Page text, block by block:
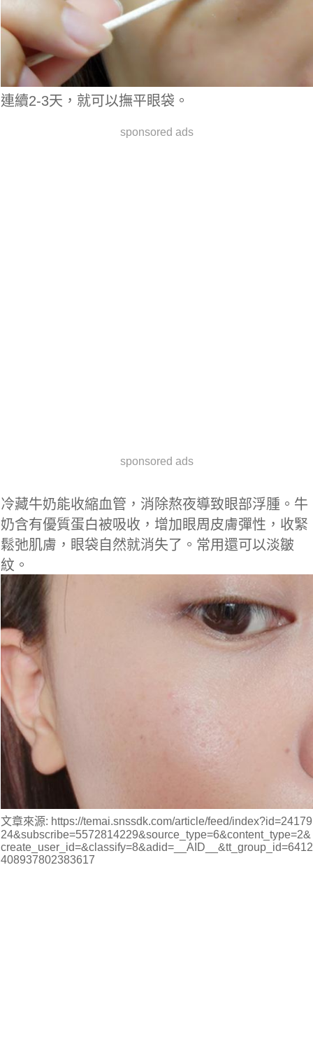
連續2-3天，就可以撫平眼袋。
sponsored ads
sponsored ads
冷藏牛奶能收縮血管，消除熬夜導致眼部浮腫。牛
奶含有優質蛋白被吸收，增加眼周皮膚彈性，收緊
鬆弛肌膚，眼袋自然就消失了。常用還可以淡皺
紋。
文章來源: https://temai.snssdk.com/article/feed/index?id=24179
24&subscribe=5572814229&source_type=6&content_type=2&
create_user_id=&classify=8&adid=__AID__&tt_group_id=6412
408937802383617